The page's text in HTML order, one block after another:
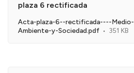
plaza 6 rectificada
Acta-plaza-6--rectificada----Medio-
Ambiente-y-Sociedad.pdf
351 KB